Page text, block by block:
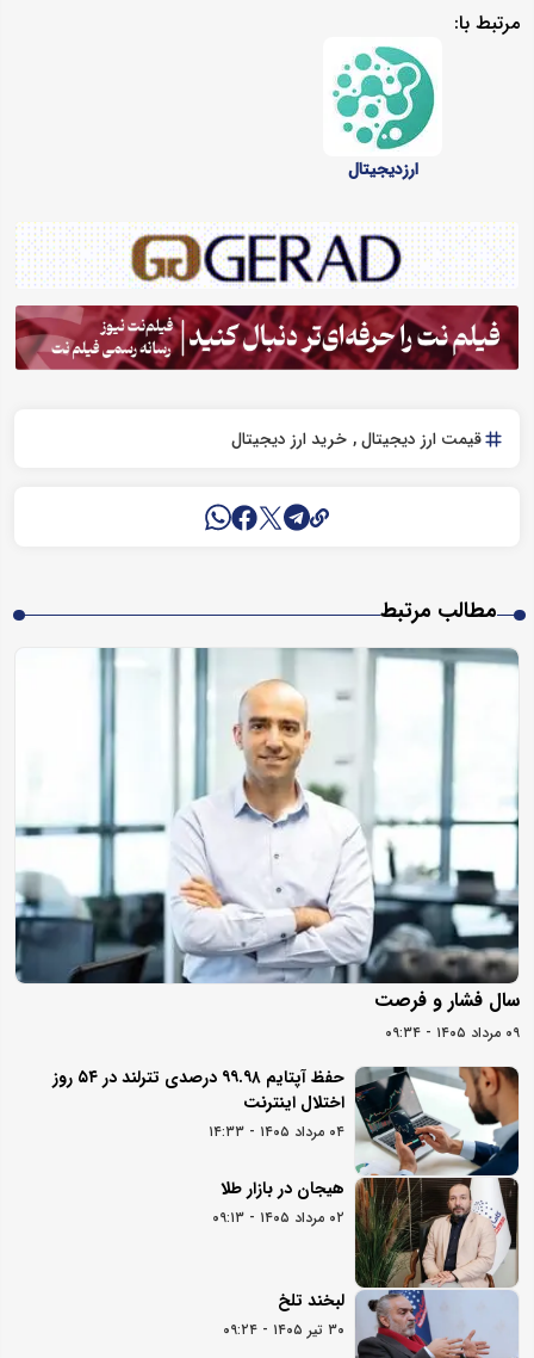
مرتبط با:
ارزدیجیتال
قیمت ارز دیجیتال خرید ارز دیجیتال
مطالب مرتبط
سال فشار و فرصت
۰۹ مرداد ۱۴۰۵ - ۰۹:۳۴
حفظ آپتایم ۹۹.۹۸ درصدی تترلند در ۵۴ روز
اختلال اینترنت
۰۴ مرداد ۱۴۰۵ - ۱۴:۳۳
هیجان در بازار طلا
۰۲ مرداد ۱۴۰۵ - ۰۹:۱۳
لبخند تلخ
۳۰ تیر ۱۴۰۵ - ۰۹:۲۴